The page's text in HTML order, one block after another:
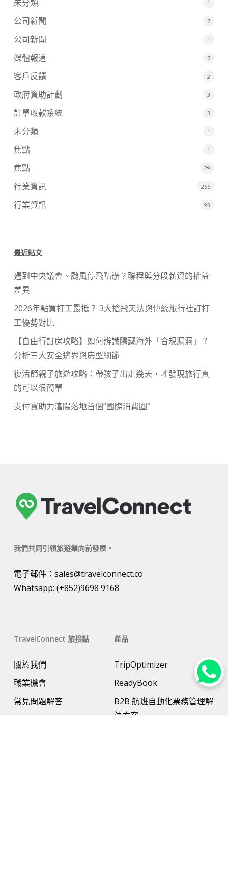
未分類 1
公司新聞 7
公司新聞 1
媒體報道 7
客戶反饋 2
政府資助計劃 3
訂單收款系統 3
未分類 1
焦點 1
焦點 29
行業資訊 256
行業資訊 93
最近貼文
遇到中央議會、颱風停飛點辦？聯程與分段薪資的權益
差異
2026年點買打工最抵？ 3大搶飛天法與傳統旅行社訂打
工優勢對比
【自由行訂房攻略】如何辨識隱藏海外「合規漏洞」？
分析三大安全邊界與房型細節
復活節親子旅遊攻略：帶孩子出走幾天，才發現旅行真
的可以很簡單
支付寶助力瀋陽落地首個“國際消費圈”
我們共同引領旅遊業向前發展。
電子郵件： sales@travelconnect.co
Whatsapp: (+852)9698 9168
TravelConnect 旅接點
關於我們
職業機會
常見問題解答
產品
TripOptimizer
ReadyBook
B2B 航班自動化票務管理解
決方案